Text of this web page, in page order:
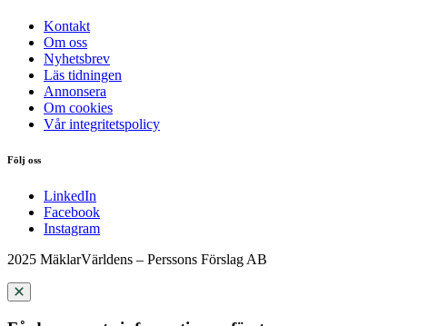
Kontakt
Om oss
Nyhetsbrev
Läs tidningen
Annonsera
Om cookies
Vår integritetspolicy
Följ oss
LinkedIn
Facebook
Instagram
2025 MäklarVärldens – Perssons Förslag AB